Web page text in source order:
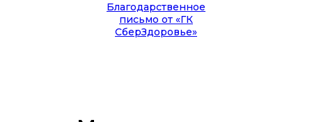
Благодарственное
письмо от «ГК
СберЗдоровье»